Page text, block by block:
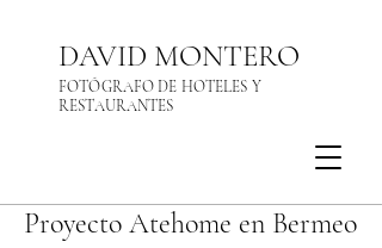
DAVID MONTERO
FOTÓGRAFO DE HOTELES Y
RESTAURANTES
Proyecto Atehome en Bermeo